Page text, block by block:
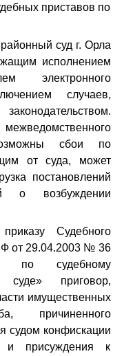
приставов по
суд г. Орла
исполнением
электронного
случаев,
сбои по
от суда, может
постановлений
о возбуждении
Судебного
от 29.04.2003 № 36
по судебному
суде» приговор,
имущественных
причиненного
судом конфискации
и присуждения к